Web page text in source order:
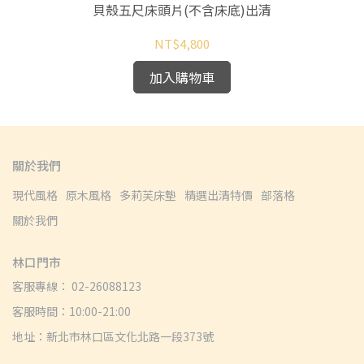
貝殼五尺床頭片(不含床底)出清
NT$4,800
加入購物車
關於我們
現代風格 原木風格 多莉芙床墊 精選出清特價 部落格
關於我們
林口門市
客服專線： 02-26088123
客服時間：10:00-21:00
地址：新北市林口區文化北路一段373號